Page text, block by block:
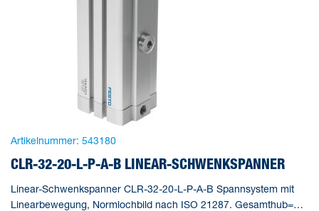
Artikelnummer: 543180
CLR-32-20-L-P-A-B LINEAR-SCHWENKSPANNER
Linear-Schwenkspanner CLR-32-20-L-P-A-B Spannsystem mit
Linearbewegung, Normlochbild nach ISO 21287. Gesamthub=38